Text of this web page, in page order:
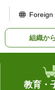
Foreign
組織か
教育・